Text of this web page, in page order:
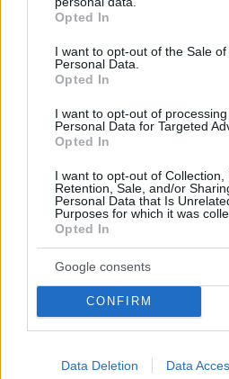
grant or deny consent to Google
use your data for below specified
consent section.
Opted In
I want to opt-out of the Sale of
Personal Data.
Opted In
I want to opt-out of
Personal Data for Targeted
Opted In
I want to opt-out of Collection,
Retention, Sale, and/or
Personal Data that Is
Purposes for which it was
Opted In
Google consents
CONFIRM
Data Deletion Data
Μια βιοτεχνολόγος έχασε
στερηθεί το αγαπημένο της
συνήθειες που έκαναν τη
09.08.2026, 15:35